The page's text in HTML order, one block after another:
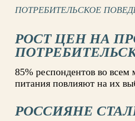
ПОТРЕБИТЕЛЬСКОЕ
РОСТ ЦЕН НА
85% респондентов во
питания повлияют на их
РОССИЯНЕ